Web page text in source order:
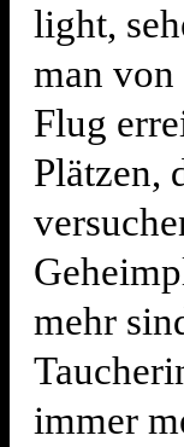
light,
man
Flug
Plätzen,
mehr
immer